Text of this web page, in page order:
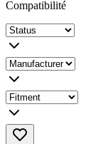
Compatibilité